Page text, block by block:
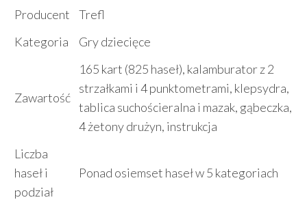
Producent
Trefl
Kategoria
Gry dziecięce
Zawartość
165 kart (825 haseł), kalamburator z 2
strzałkami i 4 punktometrami, klepsydra,
tablica suchościeralna i mazak, gąbeczka,
4 żetony drużyn, instrukcja
Liczba
haseł i
podział
Ponad osiemset haseł w 5 kategoriach